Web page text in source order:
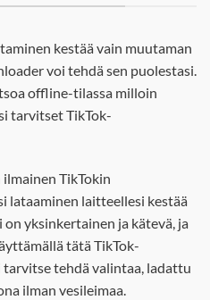
kestää vain muutaman
voi tehdä sen puolestasi.
offline-tilassa milloin
tarvitset TikTok-
TikTokin
lataaminen laitteellesi kestää
on yksinkertainen ja kätevä, ja
tätä TikTok-
tehdä valintaa, ladattu
ilman vesileimaa.